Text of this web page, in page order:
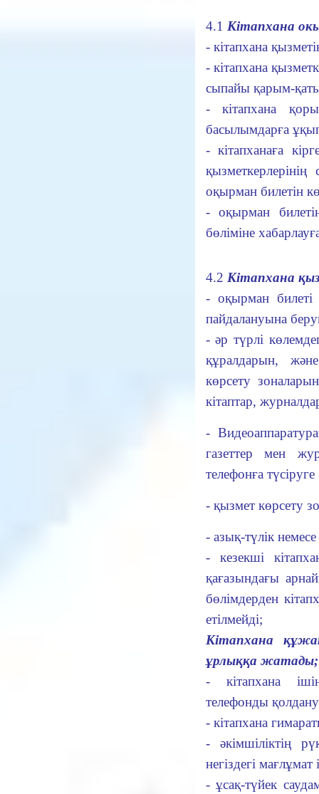
4.1 Кітапхана
- кітапхана
- кітапхана
сыпайы қарым-
- кітапхана
басылымдарға
- кітапханаға
оқырман билетін
- оқырман
бөліміне
4.2 Кітапхана
- оқырман билеті
пайдалануына
- әр түрлі
құралдарын,
көрсету
кітаптар,
-
газеттер мен
телефонға
- қызмет көрсету
- азық-түлік
- кезекші
қағазындағы
бөлімдерден
етілмейді;
Кітапхана
ұрлыққа жатады;
- кітапхана
телефонды
- кітапхана
- әкімшіліктің
негіздегі мағлұмат
- ұсақ-түйек